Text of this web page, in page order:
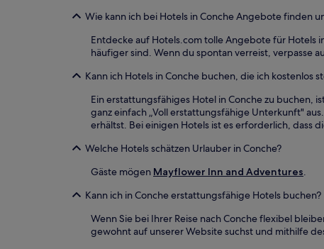
sich
können
Bedingungen
Wie kann ich bei Hotels in Conche Angebote finden
Entdecke auf Hotels.com tolle Angebote für Hotels
häufiger sind. Wenn du spontan verreist, verpasse
Kann ich Hotels in Conche buchen, die ich kostenlos
Ein erstattungsfähiges Hotel in Conche zu buchen,
ganz einfach „Voll erstattungsfähige Unterkunft"
erhältst. Bei einigen Hotels ist es erforderlich, dass
Welche Hotels schätzen Urlauber in Conche?
Gäste mögen Mayflower Inn and Adventures.
Kann ich in Conche erstattungsfähige Hotels buchen?
Wenn Sie bei Ihrer Reise nach Conche flexibel
gewohnt auf unserer Website suchst und mithilfe